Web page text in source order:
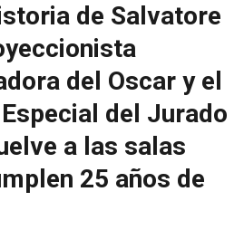
de Salvatore
del Oscar y el
del Jurado
a las salas
25 años de